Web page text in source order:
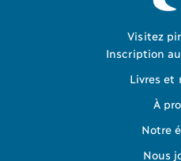
Visitez
Inscription
Livres et
À
Notre
Nous